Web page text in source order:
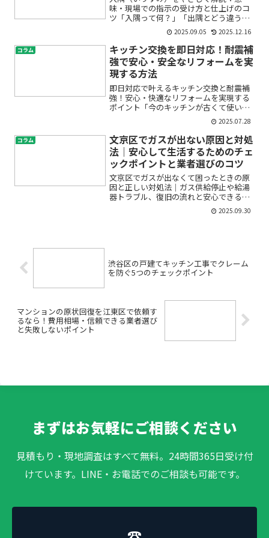
味・現場での指示の受け方と仕上げのコ
ツ「入隅って何？」「出隅とどう違う
の？」「この場面で入隅はどう納めれば
いい？」――はじめて内装の現場用語に触れ
ると、こんな疑問が出てきますよね。入
隅は、壁や床・天井が直角...
2025.09.05 2025.12.16
コラム
キッチン交換を即日対応！耐震補
強で安心・安全なリフォームを実
現する方法
即日対応で叶えるキッチン交換と耐震補
強！安心・快適なリフォームを実現する
ポイント「今のキッチンが古くて使いづ
らい」「急なトラブルで早く新しいキッ
チンに交換したい」「地震が心配なの
で、しっかりと耐震補強もしておきた
い」──そんなお悩みをお持ち...
2025.07.28
コラム
文京区でガスが出ない原因と対処
法｜安心して生活するためのチェ
ックポイントと業者選びのコツ
文京区でガスが出なくて困ったときの原
因と正しい対処法｜ガス供給停止や給湯
器トラブル、復旧の流れと安心できる業
者の選び方「突然ガスが出ない…」「お
湯が使えなくなった」「これって危険な
2025.09.30
渋谷区の戸建てキッチン工事でクレーム
を防ぐ5つのチェックポイント
マンションの原状回復を江東区で依頼す
るなら！費用相場・信頼できる業者選び
と失敗しないポイント
まずはお気軽にご相談ください
見積もり・現地調査はすべて無料。24時間365日受け付
けています。LINE・お電話でのご相談も可能です。